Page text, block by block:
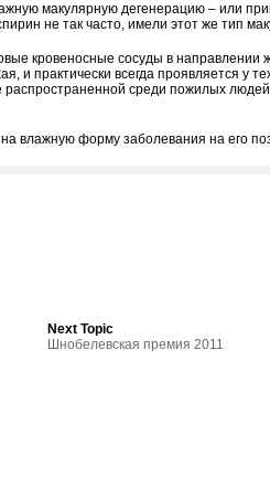
макулярную дегенерацию – или
не так часто, имели этот же тип
кровеносные сосуды в направлении
и практически всегда проявляется у
среди пожилых
влажную форму заболевания на его
Next Topic
Шнобелевская премия 2011